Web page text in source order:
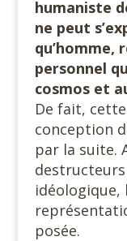
humaniste
ne peut
qu’homme,
personnel
cosmos et
De fait,
conception
par la suite.
destructeurs
idéologique,
posée.